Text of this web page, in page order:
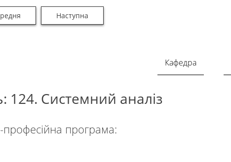
Наступна
Кафедра
124. Системний аналіз
професійна програма: